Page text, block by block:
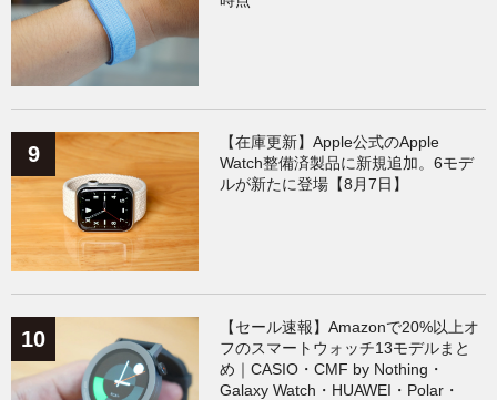
【在庫更新】Apple公式のApple
Watch整備済製品に新規追加。6モデ
ルが新たに登場【8月7日】
【セール速報】Amazonで20%以上オ
フのスマートウォッチ13モデルまと
め｜CASIO・CMF by Nothing・
Galaxy Watch・HUAWEI・Polar・